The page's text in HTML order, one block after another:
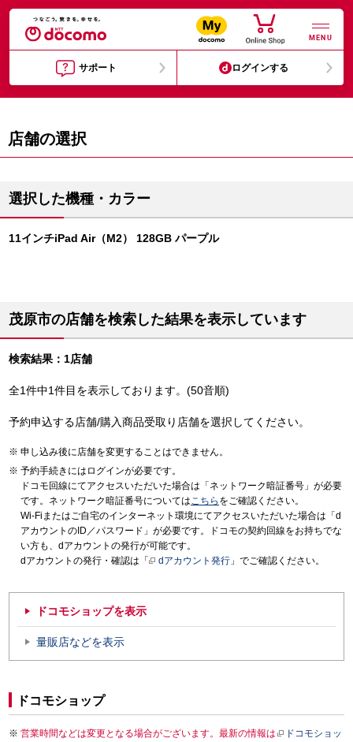
MENU
サポート ログインする
店舗の選択
選択した機種・カラー
11インチiPad Air（M2） 128GB パープル
茂原市の店舗を検索した結果を表示しています
検索結果：1店舗
全1件中1件目を表示しております。(50音順)
予約申込する店舗/購入商品受取り店舗を選択してください。
申し込み後に店舗を変更することはできません。
予約手続きにはログインが必要です。
ドコモ回線にてアクセスいただいた場合は「ネットワーク暗証番号」が必要
です。ネットワーク暗証番号についてはこちら をご確認ください。
Wi-Fiまたはご自宅のインターネット環境にてアクセスいただいた場合は「d
アカウントのID／パスワード」が必要です。ドコモの契約回線をお持ちでな
い方も、dアカウントの発行が可能です。
dアカウントの発行・確認は「
dアカウント発行 」でご確認ください。
ドコモショップを表示
量販店などを表示
ドコモショップ
営業時間などは変更となる場合がございます。最新の情報は
ドコモショッ